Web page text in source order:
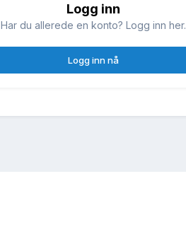
Logg inn
Har du allerede en konto? Logg inn her.
Logg inn nå